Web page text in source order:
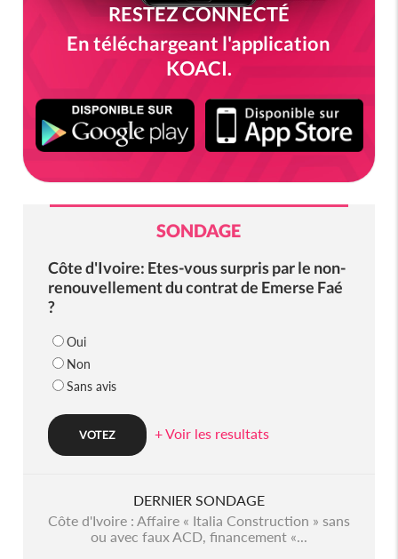
RESTEZ CONNECTÉ
En téléchargeant l'application
KOACI.
SONDAGE
Côte d'Ivoire: Etes-vous surpris par le non-
renouvellement du contrat de Emerse Faé
?
Oui
Non
Sans avis
+ Voir les resultats
DERNIER SONDAGE
Côte d'Ivoire : Affaire « Italia Construction » sans
ou avec faux ACD, financement «...